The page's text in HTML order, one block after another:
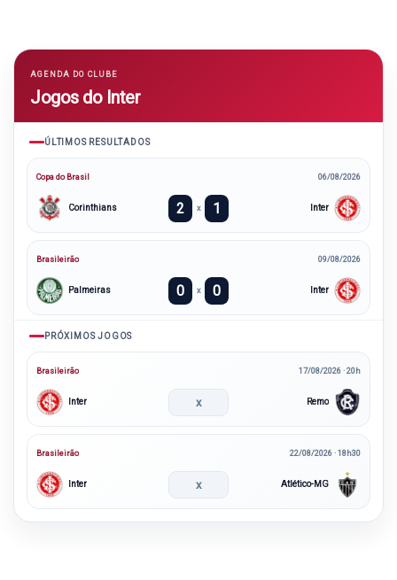
AGENDA DO CLUBE
Jogos do Inter
ÚLTIMOS RESULTADOS
Copa do Brasil 06/08/2026
Corinthians 2 x 1 Inter
Brasileirão 09/08/2026
Palmeiras 0 x 0 Inter
PRÓXIMOS JOGOS
Brasileirão 17/08/2026 · 20h
Inter x Remo
Brasileirão 22/08/2026 · 18h30
Inter x Atlético-MG